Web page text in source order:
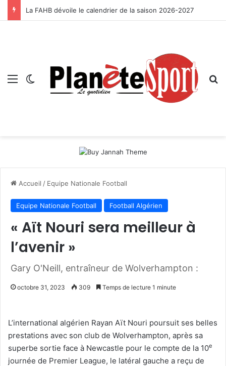
La FAHB dévoile le calendrier de la saison 2026-2027
Menu Switch skin
Accueil / Equipe Nationale Football
Equipe Nationale Football Football Algérien
« Aït Nouri sera meilleur à
l’avenir »
Gary O'Neill, entraîneur de Wolverhampton :
octobre 31, 2023 309 Temps de lecture 1 minute
L’international algérien Rayan Aït Nouri poursuit ses belles
prestations avec son club de Wolverhampton, après sa
superbe sortie face à Newcastle pour le compte de la 10e
journée de Premier League, le latéral gauche a reçu de